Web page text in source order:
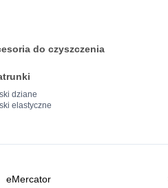
do czyszczenia
dziane
elastyczne
eMercator